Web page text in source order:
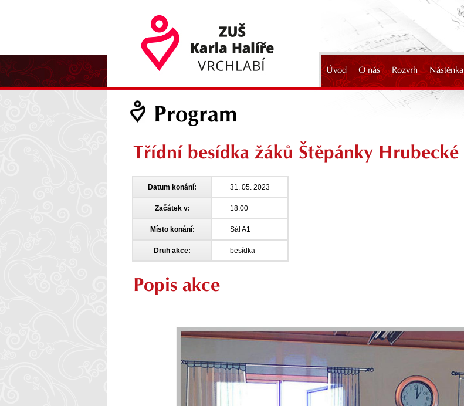
Úvod O nás Rozvrh Nástěnka
Program
Třídní besídka žáků Štěpánky Hrubecké
Datum konání: 31. 05. 2023
Začátek v: 18:00
Místo konání: Sál A1
Druh akce: besídka
Popis akce